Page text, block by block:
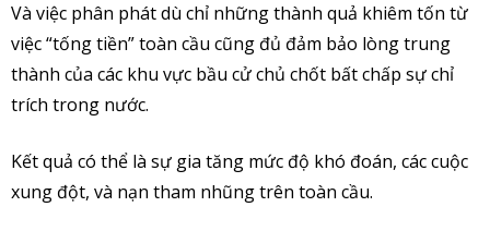
Và việc phân phát dù chỉ những thành quả khiêm tốn từ
việc “tống tiền” toàn cầu cũng đủ đảm bảo lòng trung
thành của các khu vực bầu cử chủ chốt bất chấp sự chỉ
trích trong nước.
Kết quả có thể là sự gia tăng mức độ khó đoán, các cuộc
xung đột, và nạn tham nhũng trên toàn cầu.